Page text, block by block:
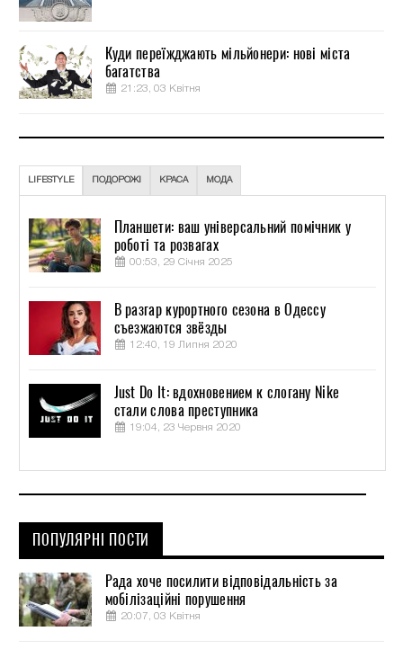
Куди переїжджають мільйонери: нові міста
багатства
21:23, 03 Квітня
LIFESTYLE ПОДОРОЖІ КРАСА МОДА
Планшети: ваш універсальний помічник у
роботі та розвагах
00:53, 29 Січня 2025
В разгар курортного сезона в Одессу
съезжаются звёзды
12:40, 19 Липня 2020
Just Do It: вдохновением к слогану Nike
стали слова преступника
19:04, 23 Червня 2020
ПОПУЛЯРНІ ПОСТИ
Рада хоче посилити відповідальність за
мобілізаційні порушення
20:07, 03 Квітня